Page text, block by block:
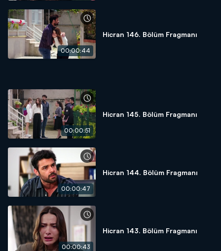
00:00:44
Hicran 146. Bölüm Fragmanı
00:00:51
Hicran 145. Bölüm Fragmanı
00:00:47
Hicran 144. Bölüm Fragmanı
00:00:43
Hicran 143. Bölüm Fragmanı